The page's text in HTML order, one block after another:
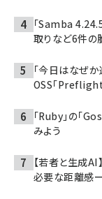
「Samba
取りなど6件の
「今日はなぜ
OSS「Preflight
「Ruby」の「
みよう
【若者と生成
必要な距離感